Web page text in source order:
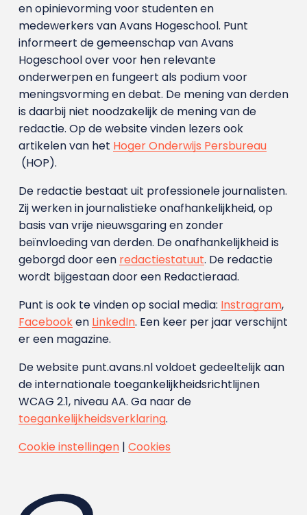
en opinievorming voor studenten en
medewerkers van Avans Hoge­school. Punt
informeert de gemeenschap van Avans
Hogeschool over voor hen relevante
onderwerpen en fungeert als podium voor
meningsvorming en debat. De mening van derden
is daarbij niet noodzakelijk de mening van de
redactie. Op de website vinden lezers ook
artikelen van het Hoger Onderwijs Persbureau
(HOP).
De redactie bestaat uit professionele journalisten.
Zij werken in journalistieke onafhankelijkheid, op
basis van vrije nieuwsgaring en zonder
beïnvloeding van derden. De onafhankelijkheid is
geborgd door een redactiestatuut. De redactie
wordt bijgestaan door een Redactieraad.
Punt is ook te vinden op social media: Instragram,
Facebooken LinkedIn. Een keer per jaar verschijnt
er een magazine.
De website punt.avans.nl voldoet gedeeltelijk aan
de internationale toegankelijkheidsrichtlijnen
WCAG 2.1, niveau AA. Ga naar de
toegankelijkheidsverklaring.
Cookie instellingen| Cookies